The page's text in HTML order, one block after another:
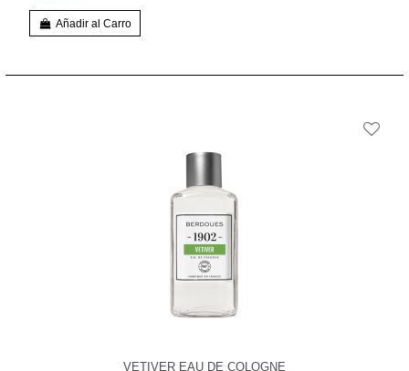
Añadir al Carro
VETIVER EAU DE COLOGNE